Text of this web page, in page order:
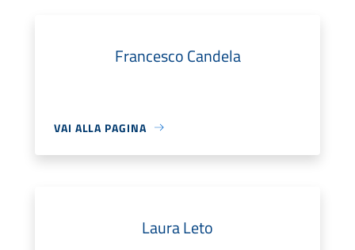
Francesco Candela
VAI ALLA PAGINA
Laura Leto